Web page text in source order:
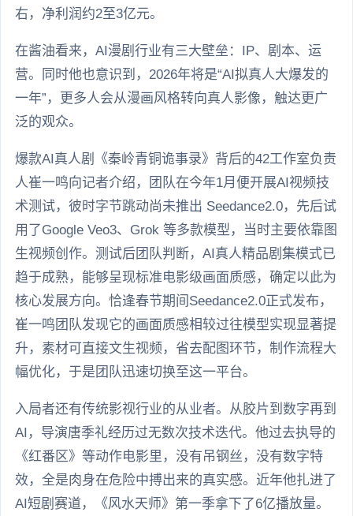
右，净利润约2至3亿元。
在酱油看来，AI漫剧行业有三大壁垒：IP、剧本、运
营。同时他也意识到，2026年将是“AI拟真人大爆发的
一年”，更多人会从漫画风格转向真人影像，触达更广
泛的观众。
爆款AI真人剧《秦岭青铜诡事录》背后的42工作室负责
人崔一鸣向记者介绍，团队在今年1月便开展AI视频技
术测试，彼时字节跳动尚未推出 Seedance2.0，先后试
用了Google Veo3、Grok 等多款模型，当时主要依靠图
生视频创作。测试后团队判断，AI真人精品剧集模式已
趋于成熟，能够呈现标准电影级画面质感，确定以此为
核心发展方向。恰逢春节期间Seedance2.0正式发布，
崔一鸣团队发现它的画面质感相较过往模型实现显著提
升，素材可直接文生视频，省去配图环节，制作流程大
幅优化，于是团队迅速切换至这一平台。
入局者还有传统影视行业的从业者。从胶片到数字再到
AI，导演唐季礼经历过无数次技术迭代。他过去执导的
《红番区》等动作电影里，没有吊钢丝，没有数字特
效，全是肉身在危险中搏出来的真实感。近年他扎进了
AI短剧赛道，《风水天师》第一季拿下了6亿播放量。